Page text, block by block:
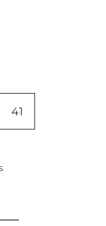
41